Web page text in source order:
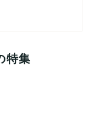
特集